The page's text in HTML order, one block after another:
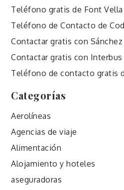
Teléfono gratis de Font Vella
Teléfono de Contacto de
Contactar gratis con
Contactar gratis con Interbus
Teléfono de contacto gratis
Categorías
Aerolíneas
Agencias de viaje
Alimentación
Alojamiento y hoteles
aseguradoras